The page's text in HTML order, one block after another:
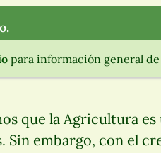
para información general
que la Agricultura
Sin embargo, con el